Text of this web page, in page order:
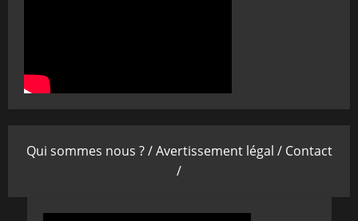
Qui sommes nous ? /Avertissement légal / Contact
/